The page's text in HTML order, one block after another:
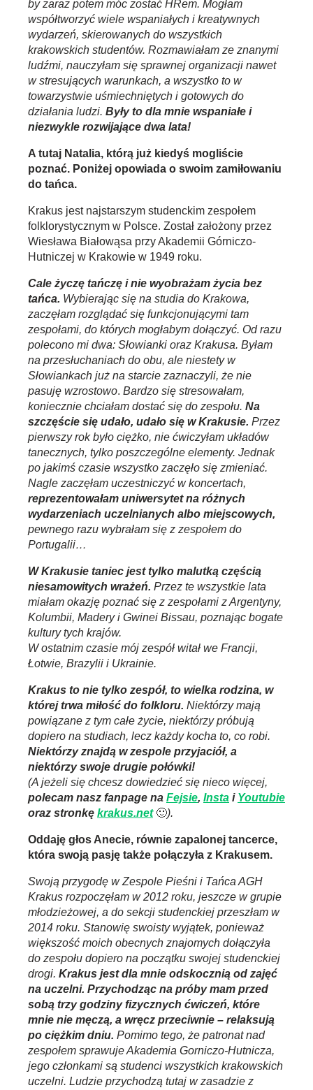
by zaraz potem móc zostać HRem. Mogłam
współtworzyć wiele wspaniałych i kreatywnych
wydarzeń, skierowanych do wszystkich
krakowskich studentów. Rozmawiałam ze znanymi
ludźmi, nauczyłam się sprawnej organizacji nawet
w stresujących warunkach, a wszystko to w
towarzystwie uśmiechniętych i gotowych do
działania ludzi. Były to dla mnie wspaniałe i
niezwykle rozwijające dwa lata!
A tutaj Natalia, którą już kiedyś mogliście
poznać. Poniżej opowiada o swoim zamiłowaniu
do tańca.
Krakus jest najstarszym studenckim zespołem
folklorystycznym w Polsce. Został założony przez
Wiesława Białowąsa przy Akademii Górniczo-
Hutniczej w Krakowie w 1949 roku.
Cale życzę tańczę i nie wyobrażam życia bez
tańca. Wybierając się na studia do Krakowa,
zaczęłam rozglądać się funkcjonującymi tam
zespołami, do których mogłabym dołączyć. Od razu
polecono mi dwa: Słowianki oraz Krakusa. Byłam
na przesłuchaniach do obu, ale niestety w
Słowiankach już na starcie zaznaczyli, że nie
pasuję wzrostowo. Bardzo się stresowałam,
koniecznie chciałam dostać się do zespołu. Na
szczęście się udało, udało się w Krakusie. Przez
pierwszy rok było ciężko, nie ćwiczyłam układów
tanecznych, tylko poszczególne elementy. Jednak
po jakimś czasie wszystko zaczęło się zmieniać.
Nagle zaczęłam uczestniczyć w koncertach,
reprezentowałam uniwersytet na różnych
wydarzeniach uczelnianych albo miejscowych,
pewnego razu wybrałam się z zespołem do
Portugalii…
W Krakusie taniec jest tylko malutką częścią
niesamowitych wrażeń. Przez te wszystkie lata
miałam okazję poznać się z zespołami z Argentyny,
Kolumbii, Madery i Gwinei Bissau, poznając bogate
kultury tych krajów.
W ostatnim czasie mój zespół witał we Francji,
Łotwie, Brazylii i Ukrainie.
Krakus to nie tylko zespół, to wielka rodzina, w
której trwa miłość do folkloru. Niektórzy mają
powiązane z tym całe życie, niektórzy próbują
dopiero na studiach, lecz każdy kocha to, co robi.
Niektórzy znajdą w zespole przyjaciół, a
niektórzy swoje drugie połówki!
(A jeżeli się chcesz dowiedzieć się nieco więcej,
polecam nasz fanpage na Fejsie, Insta i Youtubie
oraz stronkę krakus.net🙂).
Oddaję głos Anecie, równie zapalonej tancerce,
która swoją pasję także połączyła z Krakusem.
Swoją przygodę w Zespole Pieśni i Tańca AGH
Krakus rozpoczęłam w 2012 roku, jeszcze w grupie
młodzieżowej, a do sekcji studenckiej przeszłam w
2014 roku. Stanowię swoisty wyjątek, ponieważ
większość moich obecnych znajomych dołączyła
do zespołu dopiero na początku swojej studenckiej
drogi. Krakus jest dla mnie odskocznią od zajęć
na uczelni. Przychodząc na próby mam przed
sobą trzy godziny fizycznych ćwiczeń, które
mnie nie męczą, a wręcz przeciwnie – relaksują
po ciężkim dniu. Pomimo tego, że patronat nad
zespołem sprawuje Akademia Gorniczo-Hutnicza,
jego członkami są studenci wszystkich krakowskich
uczelni. Ludzie przychodzą tutaj w zasadzie z